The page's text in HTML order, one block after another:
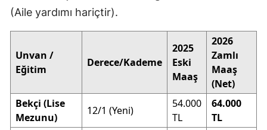
(Aile yardımı hariçtir).
Unvan /
Eğitim
Derece/Kademe
2025
Eski
Maaş
2026
Zamlı
Maaş
(Net)
Bekçi (Lise
Mezunu)
12/1 (Yeni)
54.000
TL
64.000
TL